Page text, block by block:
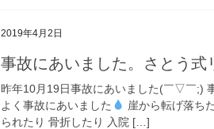
2019年4月2日
事故にあいました。さとう式
昨年10月19日事故にあいました(￣▽￣;)
よく事故にあいました
崖から転げ落ち
られたり 骨折したり 入院 […]